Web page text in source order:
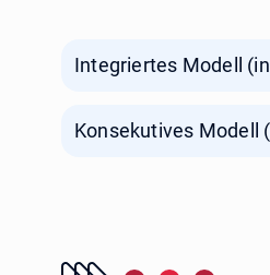
Integriertes Modell
Konsekutives Modell